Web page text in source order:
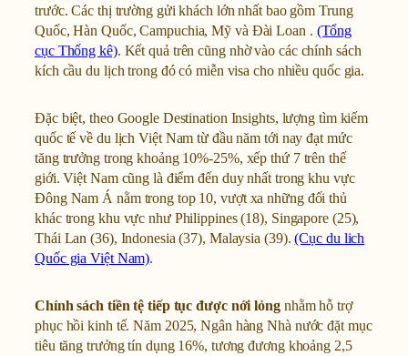
trước. Các thị trường gửi khách lớn nhất bao gồm Trung
Quốc, Hàn Quốc, Campuchia, Mỹ và Đài Loan . (Tổng
cục Thống kê). Kết quả trên cũng nhờ vào các chính sách
kích cầu du lịch trong đó có miễn visa cho nhiều quốc gia.
Đặc biệt, theo Google Destination Insights, lượng tìm kiếm
quốc tế về du lịch Việt Nam từ đầu năm tới nay đạt mức
tăng trưởng trong khoảng 10%-25%, xếp thứ 7 trên thế
giới. Việt Nam cũng là điểm đến duy nhất trong khu vực
Đông Nam Á nằm trong top 10, vượt xa những đối thủ
khác trong khu vực như Philippines (18), Singapore (25),
Thái Lan (36), Indonesia (37), Malaysia (39).(Cục du lich
Quốc gia Việt Nam).
Chính sách tiền tệ tiếp tục được nới lỏngnhằm hỗ trợ
phục hồi kinh tế. Năm 2025, Ngân hàng Nhà nước đặt mục
tiêu tăng trưởng tín dụng 16%, tương đương khoảng 2,5